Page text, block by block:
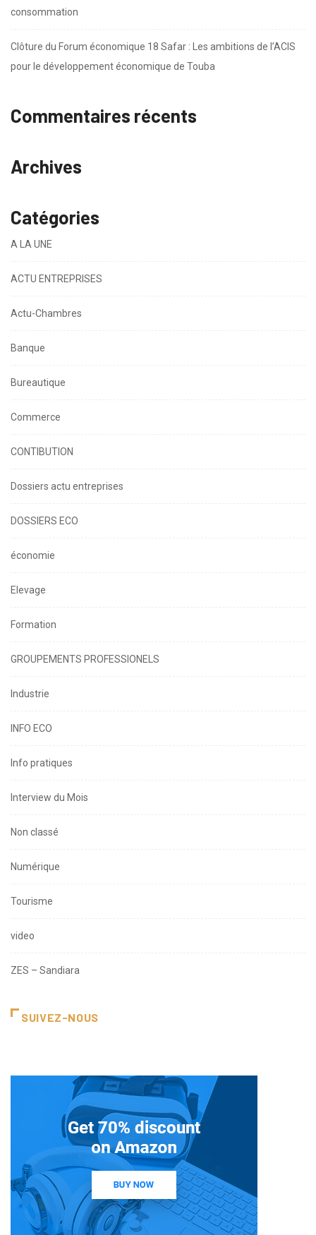
consommation
Clôture du Forum économique 18 Safar : Les ambitions de l’ACIS
pour le développement économique de Touba
Commentaires récents
Archives
Catégories
A LA UNE
ACTU ENTREPRISES
Actu-Chambres
Banque
Bureautique
Commerce
CONTIBUTION
Dossiers actu entreprises
DOSSIERS ECO
économie
Elevage
Formation
GROUPEMENTS PROFESSIONELS
Industrie
INFO ECO
Info pratiques
Interview du Mois
Non classé
Numérique
Tourisme
video
ZES – Sandiara
SUIVEZ-NOUS